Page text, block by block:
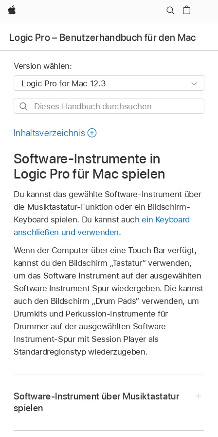
Apple
Logic Pro – Benutzerhandbuch für den Mac
Version wählen:
Dieses
durchsuchen
Inhaltsverzeichnis
Software-Instrumente in
Logic Pro für Mac spielen
Du kannst das gewählte Software-Instrument über
die Musiktastatur-Funktion oder ein Bildschirm-
Keyboard spielen. Du kannst auchein Keyboard
anschließen und verwenden.
Wenn der Computer über eine Touch Bar verfügt,
kannst du den Bildschirm „Tastatur“ verwenden,
um das Software Instrument auf der ausgewählten
Software Instrument Spur wiedergeben. Die kannst
auch den Bildschirm „Drum Pads“ verwenden, um
Drumkits und Perkussion-Instrumente für
Drummer auf der ausgewählten Software
Instrument-Spur mit Session Player als
Standardregionstyp wiederzugeben.
Software-Instrument über Musiktastatur
spielen